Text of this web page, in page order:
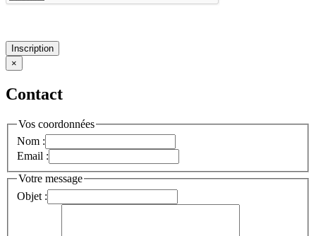
Inscription
×
Contact
Vos coordonnées
Nom :
Email :
Votre message
Objet :